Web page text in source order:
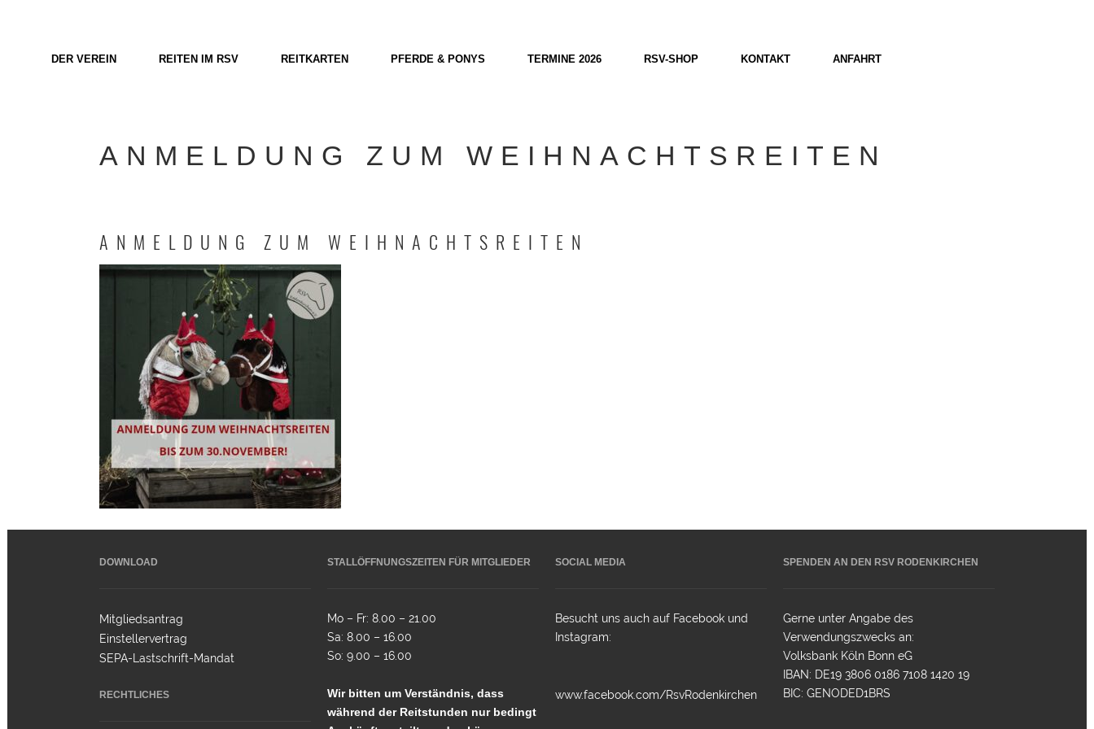
DER VEREIN REITEN IM RSV REITKARTEN PFERDE & PONYS TERMINE 2026 RSV-SHOP KONTAKT ANFAHRT
ANMELDUNG ZUM WEIHNACHTSREITEN
ANMELDUNG ZUM WEIHNACHTSREITEN
DOWNLOAD
Mitgliedsantrag
Einstellervertrag
SEPA-Lastschrift-Mandat
RECHTLICHES
STALLÖFFNUNGSZEITEN FÜR MITGLIEDER
Mo – Fr: 8.00 – 21.00
Sa: 8.00 – 16.00
So: 9.00 – 16.00
Wir bitten um Verständnis, dass
während der Reitstunden nur bedingt
SOCIAL MEDIA
Besucht uns auch auf Facebook und
Instagram:
www.facebook.com/RsvRodenkirchen
SPENDEN AN DEN RSV RODENKIRCHEN
Gerne unter Angabe des
Verwendungszwecks an:
Volksbank Köln Bonn eG
IBAN: DE19 3806 0186 7108 1420 19
BIC: GENODED1BRS